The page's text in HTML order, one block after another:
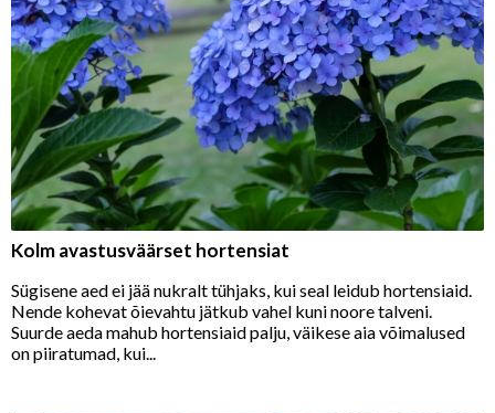
Kolm avastusväärset hortensiat
Sügisene aed ei jää nukralt tühjaks, kui seal leidub hortensiaid.
Nende kohevat õievahtu jätkub vahel kuni noore talveni.
Suurde aeda mahub hortensiaid palju, väikese aia võimalused
on piiratumad, kui...